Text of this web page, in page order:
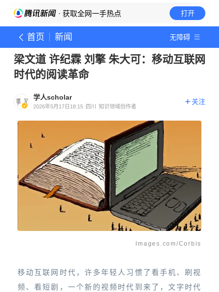
· 获取全网一手热点 打开
首页 新闻 无障碍
梁文道 许纪霖 刘擎 朱大可：移动互联网
时代的阅读革命
学人scholar
2026年5月17日18:15 四川 知识领域创作者
关注
Images.com/Corbis
移动互联网时代，许多年轻人习惯了看手机、刷视
频、看短剧，一个新的视频时代到来了，文字时代